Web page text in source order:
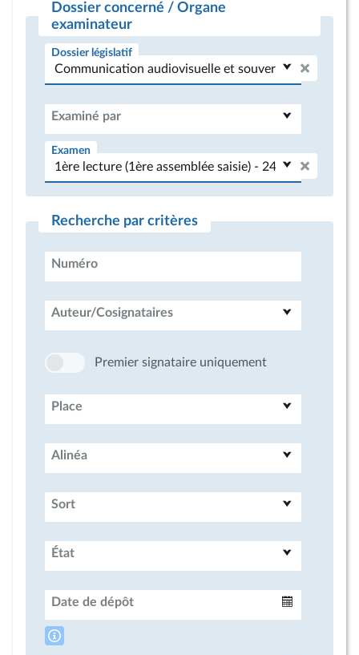
Dossier concerné / Organe
examinateur
Dossier législatif
Examiné par
Examen
Recherche par critères
Numéro
Auteur/Cosignataires
Premier signataire uniquement
Place
Alinéa
Sort
État
Date de dépôt